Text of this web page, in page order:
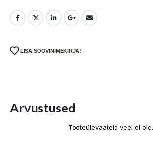
LISA SOOVINIMEKIRJA!
Arvustused
Tooteülevaateid veel ei ole.